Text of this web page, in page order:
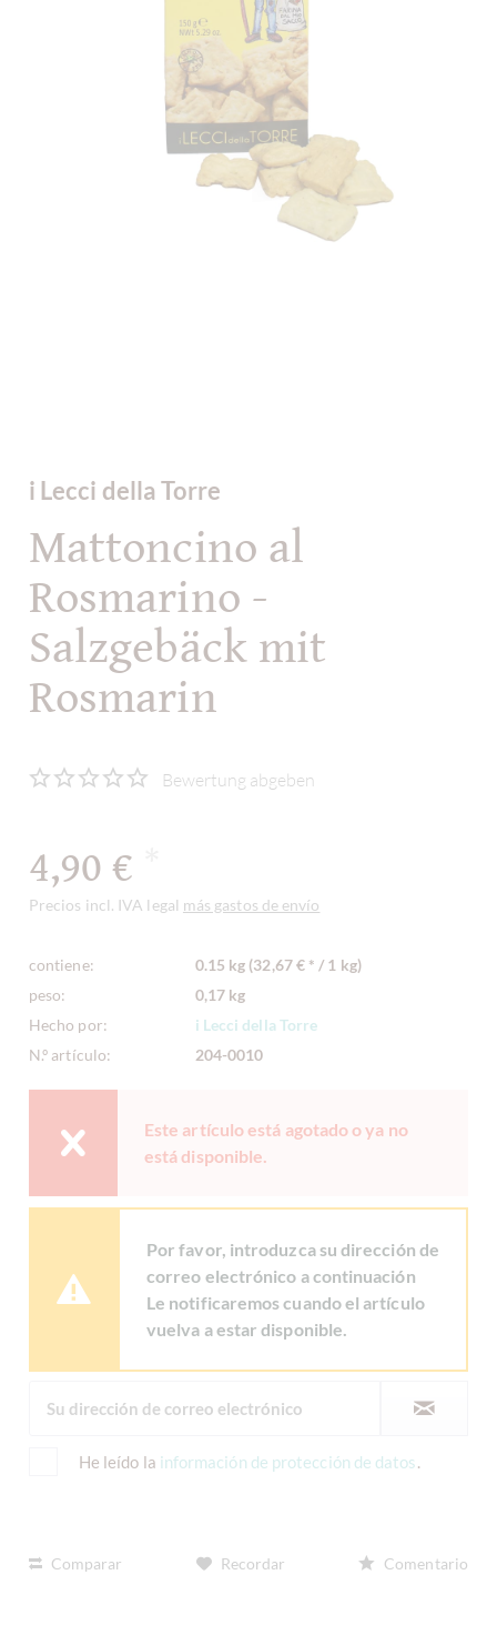
i Lecci della Torre
Mattoncino al
Rosmarino -
Salzgebäck mit
Rosmarin
Bewertung abgeben
4,90 €
Precios incl. IVA legal más gastos de envío
contiene:
0.15 kg (32,67 € * / 1 kg)
peso:
0,17 kg
Hecho por:
i Lecci della Torre
N.º artículo:
204-0010
Este artículo está agotado o ya no
está disponible.
Por favor, introduzca su dirección de
correo electrónico a continuación
Le notificaremos cuando el artículo
vuelva a estar disponible.
He leído la información de protección de datos.
Comparar Recordar Comentario